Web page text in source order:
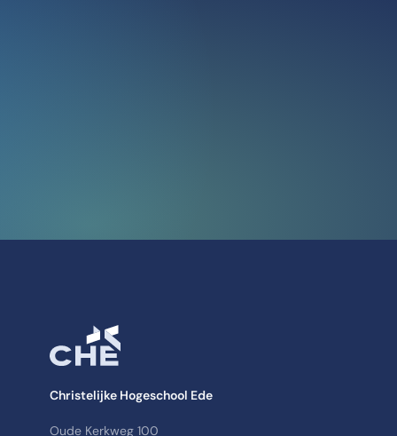
Christelijke Hogeschool Ede
Oude Kerkweg 100